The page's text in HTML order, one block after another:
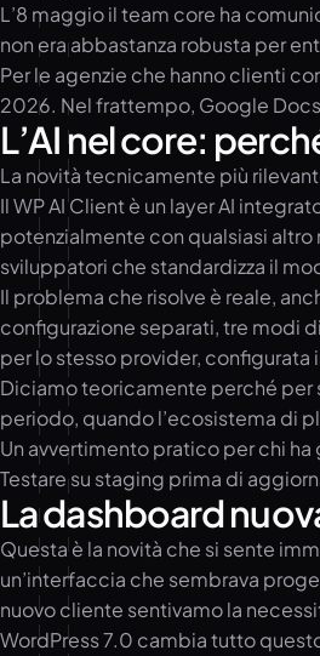
L’8 maggio il team core ha
non era abbastanza robusta per
Per le agenzie che hanno clienti
2026. Nel frattempo, Google
L’AI nel core:
La novità tecnicamente più
Il WP AI Client è un layer AI
potenzialmente con qualsiasi altro
sviluppatori che standardizza il
Il problema che risolve è reale,
configurazione separati, tre modi
per lo stesso provider, configurata
Diciamo teoricamente perché per
periodo, quando l’ecosistema di
Un avvertimento pratico per chi
Testare su staging prima di
La dashboard
Questa è la novità che si sente
un’interfaccia che sembrava
nuovo cliente sentivamo la
WordPress 7.0 cambia tutto